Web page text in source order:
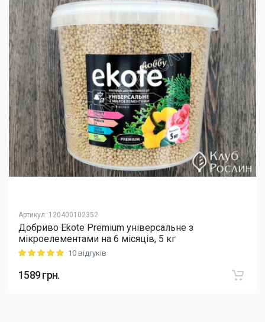
Артикул: 120400102352
Добриво Еkote Premium універсальне з
мікроелементами на 6 місяців, 5 кг
Rating: 5 out of 510 відгуків
1589грн.